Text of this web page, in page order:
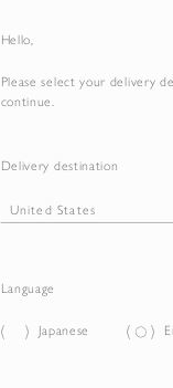
Hello,
Please select your delivery
continue.
Delivery destination
Language
Japanese